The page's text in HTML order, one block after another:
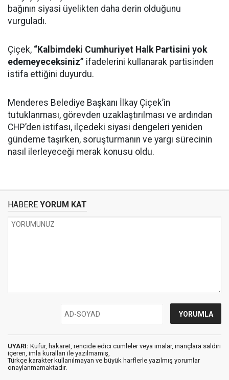
bağının siyasi üyelikten daha derin olduğunu
vurguladı.
Çiçek, “Kalbimdeki Cumhuriyet Halk Partisini yok
edemeyeceksiniz” ifadelerini kullanarak partisinden
istifa ettiğini duyurdu.
Menderes Belediye Başkanı İlkay Çiçek’in
tutuklanması, görevden uzaklaştırılması ve ardından
CHP’den istifası, ilçedeki siyasi dengeleri yeniden
gündeme taşırken, soruşturmanın ve yargı sürecinin
nasıl ilerleyeceği merak konusu oldu.
HABERE YORUM KAT
UYARI: Küfür, hakaret, rencide edici cümleler veya imalar, inançlara saldırı
içeren, imla kuralları ile yazılmamış,
Türkçe karakter kullanılmayan ve büyük harflerle yazılmış yorumlar
onaylanmamaktadır.